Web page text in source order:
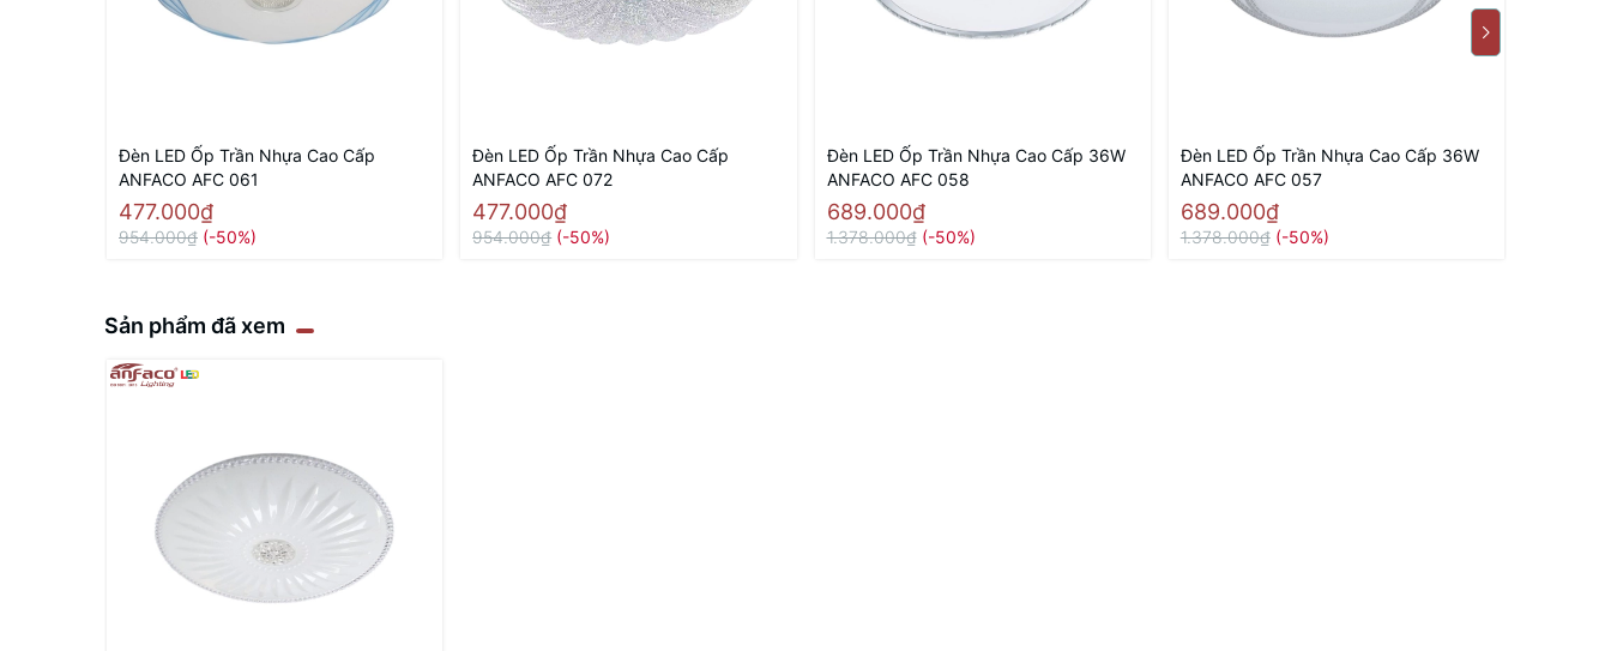
Đèn LED Ốp Trần Nhựa Cao Cấp
ANFACO AFC 061
477.000₫
954.000₫ (-50%)
Đèn LED Ốp Trần Nhựa Cao Cấp
ANFACO AFC 072
477.000₫
954.000₫ (-50%)
Đèn LED Ốp Trần Nhựa Cao Cấp 36W
ANFACO AFC 058
689.000₫
1.378.000₫ (-50%)
Đèn LED Ốp Trần Nhựa Cao Cấp 36W
ANFACO AFC 057
689.000₫
1.378.000₫ (-50%)
Sản phẩm đã xem